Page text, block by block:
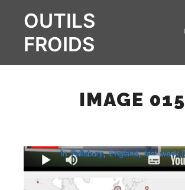
OUTILS
FROIDS
IMAGE 015